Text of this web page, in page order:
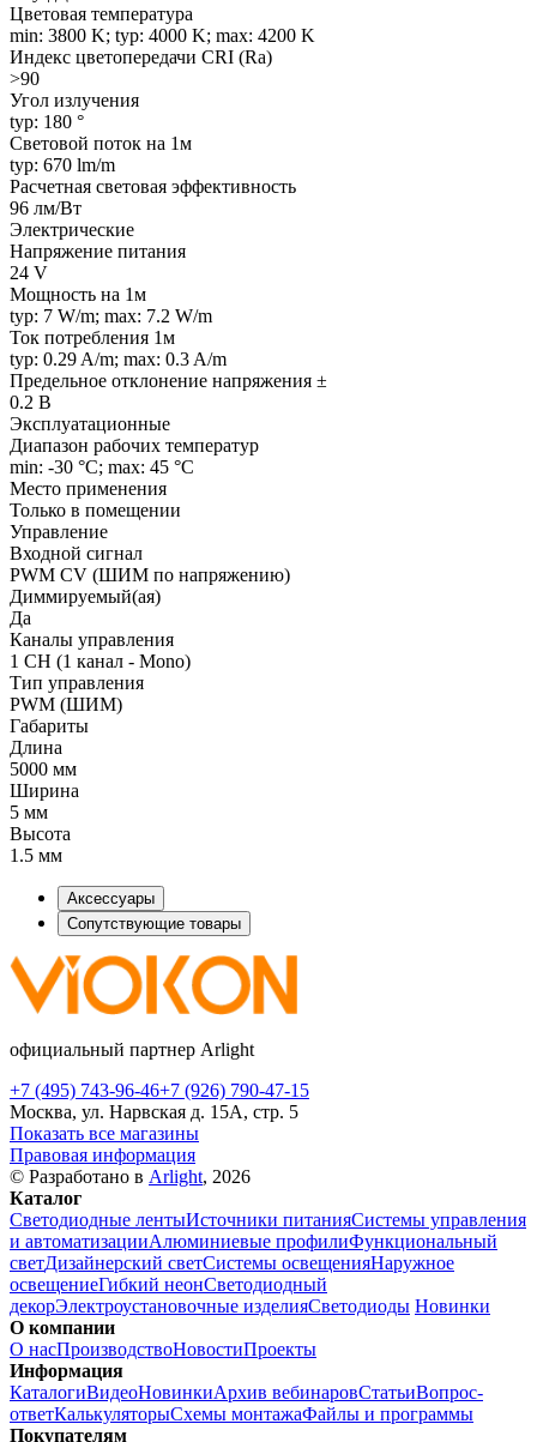
Цветовая температура
min: 3800 K; typ: 4000 K; max: 4200 K
Индекс цветопередачи CRI (Ra)
>90
Угол излучения
typ: 180 °
Световой поток на 1м
typ: 670 lm/m
Расчетная световая эффективность
96 лм/Вт
Электрические
Напряжение питания
24 V
Мощность на 1м
typ: 7 W/m; max: 7.2 W/m
Ток потребления 1м
typ: 0.29 A/m; max: 0.3 A/m
Предельное отклонение напряжения ±
0.2 В
Эксплуатационные
Диапазон рабочих температур
min: -30 °C; max: 45 °C
Место применения
Только в помещении
Управление
Входной сигнал
PWM СV (ШИМ по напряжению)
Диммируемый(ая)
Да
Каналы управления
1 CH (1 канал - Mono)
Тип управления
PWM (ШИМ)
Габариты
Длина
5000 мм
Ширина
5 мм
Высота
1.5 мм
Аксессуары
Сопутствующие товары
официальный партнер Arlight
+7 (495) 743-96-46+7 (926) 790-47-15
Москва, ул. Нарвская д. 15А, стр. 5
Показать все магазины
Правовая информация
© Разработано в Arlight, 2026
Каталог
Светодиодные лентыИсточники питанияСистемы управления
и автоматизацииАлюминиевые профилиФункциональный
светДизайнерский светСистемы освещенияНаружное
освещениеГибкий неонСветодиодный
декорЭлектроустановочные изделияСветодиоды Новинки
О компании
О насПроизводствоНовостиПроекты
Информация
КаталогиВидеоНовинкиАрхив вебинаровСтатьиВопрос-
ответКалькуляторыСхемы монтажаФайлы и программы
Покупателям